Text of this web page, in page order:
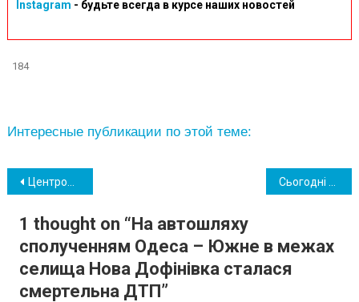
Instagram - будьте всегда в курсе наших новостей
184
Интересные публикации по этой теме:
Навігація
записів
Центром професійного розвитку педагогічних працівників було організовано проведення територіального етапу VI обласного фестивалю «Педагогічна надія Одещини»
1 thought on “На автошляху
сполученням Одеса – Южне в межах
селища Нова Дофінівка сталася
смертельна ДТП”